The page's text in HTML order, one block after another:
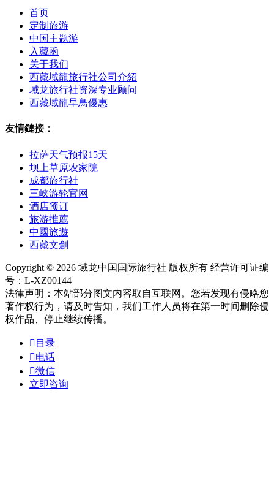
首页
定制旅游
中国主题游
入藏函
关于我们
西藏域龍旅行社公司介紹
域龙旅行社资深专业顾问
西藏域龍早鳥優惠
友情鏈接：
拉萨天气预报15天
坝上草原农家院
成都旅行社
三峡游轮官网
酒店预订
旅游推薦
中國旅遊
西藏文創
Copyright © 2026 域龙中国国际旅行社 版权所有 经营许可证编
号：L-XZ00144
法律声明：本站部分图文内容取自互联网。您若发现有侵略您
著作权行为，请及时告知，我们工作人员将在第一时间删除侵
权作品、停止继续传播。
 目录
电话
微信
立即咨询